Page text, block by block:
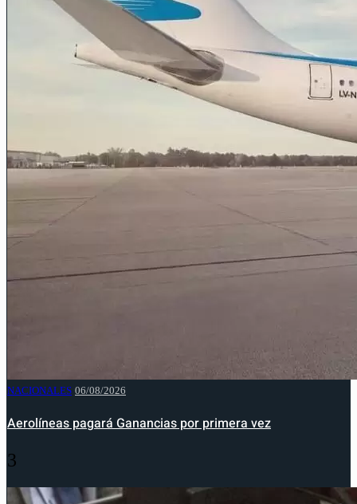
NACIONALES 06/08/2026
Aerolíneas pagará Ganancias por primera vez
3